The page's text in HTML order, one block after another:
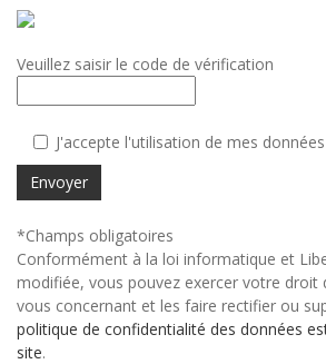
Veuillez saisir le code de vérification
J'accepte l'utilisation de mes
Envoyer
*Champs obligatoires
Conformément à la loi informatique et
modifiée, vous pouvez exercer votre droit
vous concernant et les faire rectifier ou
politique de confidentialité des données
site.